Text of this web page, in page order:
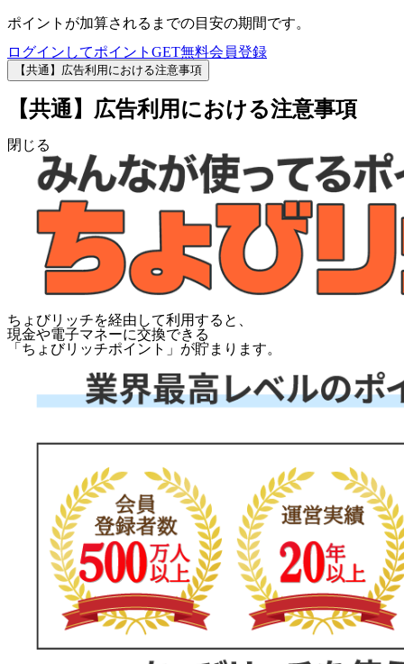
ポイントが加算されるまでの目安の期間です。
ログインしてポイントGET無料会員登録
【共通】広告利用における注意事項
【共通】広告利用における注意事項
閉じる
ちょびリッチを経由して利用すると、
現金や電子マネーに交換できる
「 ちょびリッチポイント 」が貯まります。